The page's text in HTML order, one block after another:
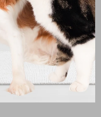
Perros 1 Ml 5 - 10 Kg